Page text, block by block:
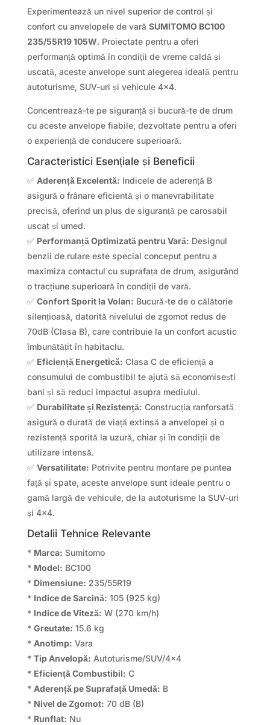
Experimentează un nivel superior de control și
confort cu anvelopele de vară SUMITOMO BC100
235/55R19 105W. Proiectate pentru a oferi
performanță optimă în condiții de vreme caldă și
uscată, aceste anvelope sunt alegerea ideală pentru
autoturisme, SUV-uri și vehicule 4×4.
Concentrează-te pe siguranță și bucură-te de drum
cu aceste anvelope fiabile, dezvoltate pentru a oferi
o experiență de conducere superioară.
Caracteristici Esențiale și Beneficii
✅ Aderență Excelentă: Indicele de aderență B
asigură o frânare eficientă și o manevrabilitate
precisă, oferind un plus de siguranță pe carosabil
uscat și umed.
✅ Performanță Optimizată pentru Vară: Designul
benzii de rulare este special conceput pentru a
maximiza contactul cu suprafața de drum, asigurând
o tracțiune superioară în condiții de vară.
✅ Confort Sporit la Volan: Bucură-te de o călătorie
silențioasă, datorită nivelului de zgomot redus de
70dB (Clasa B), care contribuie la un confort acustic
îmbunătățit în habitaclu.
✅ Eficiență Energetică: Clasa C de eficiență a
consumului de combustibil te ajută să economisești
bani și să reduci impactul asupra mediului.
✅ Durabilitate și Rezistență: Construcția ranforsată
asigură o durată de viață extinsă a anvelopei și o
rezistență sporită la uzură, chiar și în condiții de
utilizare intensă.
✅ Versatilitate: Potrivite pentru montare pe puntea
față și spate, aceste anvelope sunt ideale pentru o
gamă largă de vehicule, de la autoturisme la SUV-uri
și 4×4.
Detalii Tehnice Relevante
* Marca: Sumitomo
* Model: BC100
* Dimensiune: 235/55R19
* Indice de Sarcină: 105 (925 kg)
* Indice de Viteză: W (270 km/h)
* Greutate: 15.6 kg
* Anotimp: Vara
* Tip Anvelopă: Autoturisme/SUV/4×4
* Eficiență Combustibil: C
* Aderență pe Suprafață Umedă: B
* Nivel de Zgomot: 70 dB (B)
* Runflat: Nu